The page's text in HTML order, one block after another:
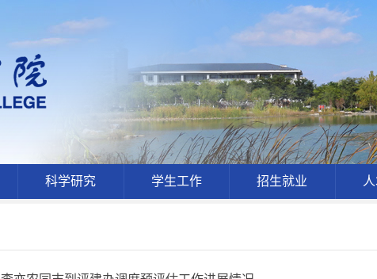
科学研究 学生工作 招生就业